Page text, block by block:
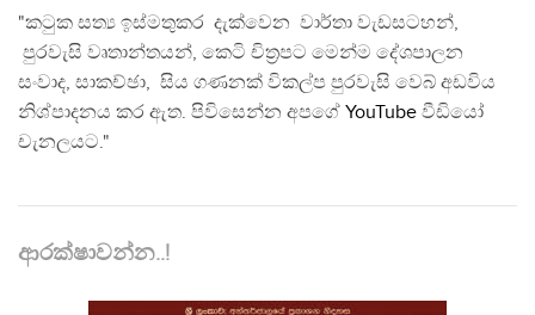
"කටුක සත්‍ය ඉස්මතුකර දැක්වෙන වාර්තා වැඩසටහන්,
පුරවැසි වෘතාන්තයන්, කෙටි චිත්‍රපට මෙන්ම දේශපාලන
සංවාද, සාකච්ඡා, සිය ගණනක් විකල්ප පුරවැසි වෙබ් අඩවිය
නිශ්පාදනය කර ඇත. පිවිසෙන්න අපගේ YouTube වීඩියෝ
චැනලයට."
ආරක්ෂාවන්න..!